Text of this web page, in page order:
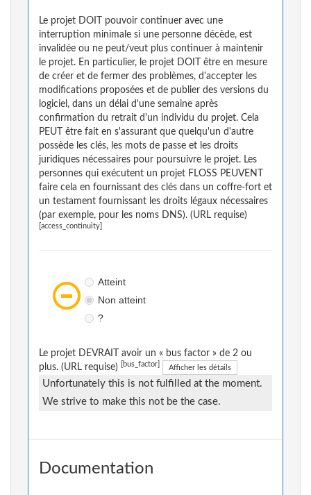
Le projet DOIT pouvoir continuer avec une
interruption minimale si une personne décède, est
invalidée ou ne peut/veut plus continuer à maintenir
le projet. En particulier, le projet DOIT être en mesure
de créer et de fermer des problèmes, d'accepter les
modifications proposées et de publier des versions du
logiciel, dans un délai d'une semaine après
confirmation du retrait d'un individu du projet. Cela
PEUT être fait en s'assurant que quelqu'un d'autre
possède les clés, les mots de passe et les droits
juridiques nécessaires pour poursuivre le projet. Les
personnes qui exécutent un projet FLOSS PEUVENT
faire cela en fournissant des clés dans un coffre-fort et
un testament fournissant les droits légaux nécessaires
(par exemple, pour les noms DNS). (URL requise)
[access_continuity]
Atteint
Non atteint
?
Le projet DEVRAIT avoir un « bus factor » de 2 ou
plus. (URL requise)
[bus_factor] Afficher les détails
Unfortunately this is not fulfilled at the moment.
We strive to make this not be the case.
Documentation